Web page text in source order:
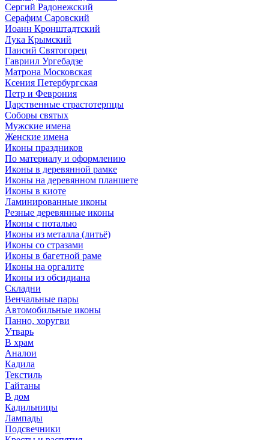
Сергий Радонежский
Серафим Саровский
Иоанн Кронштадтский
Лука Крымский
Паисий Святогорец
Гавриил Ургебадзе
Матрона Московская
Ксения Петербургская
Петр и Феврония
Царственные страстотерпцы
Соборы святых
Мужские имена
Женские имена
Иконы праздников
По материалу и оформлению
Иконы в деревянной рамке
Иконы на деревянном планшете
Иконы в киоте
Ламинированные иконы
Резные деревянные иконы
Иконы с поталью
Иконы из металла (литьё)
Иконы со стразами
Иконы в багетной раме
Иконы на оргалите
Иконы из обсидиана
Складни
Венчальные пары
Автомобильные иконы
Панно, хоругви
Утварь
В храм
Аналои
Кадила
Текстиль
Гайтаны
В дом
Кадильницы
Лампады
Подсвечники